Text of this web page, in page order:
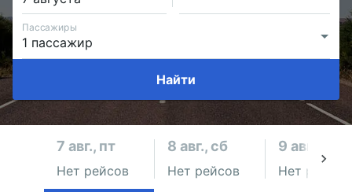
Пассажиры
Найти
7 авг., пт
Нет рейсов
8 авг., сб
Нет рейсов
9 авг., вс
Нет рейсов